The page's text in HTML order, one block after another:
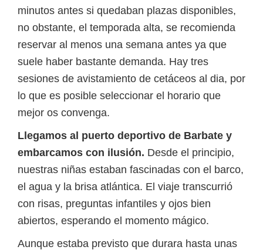
minutos antes si quedaban plazas disponibles,
no obstante, el temporada alta, se recomienda
reservar al menos una semana antes ya que
suele haber bastante demanda. Hay tres
sesiones de avistamiento de cetáceos al dia, por
lo que es posible seleccionar el horario que
mejor os convenga.
Llegamos al puerto deportivo de Barbate y
embarcamos con ilusión. Desde el principio,
nuestras niñas estaban fascinadas con el barco,
el agua y la brisa atlántica. El viaje transcurrió
con risas, preguntas infantiles y ojos bien
abiertos, esperando el momento mágico.
Aunque estaba previsto que durara hasta unas